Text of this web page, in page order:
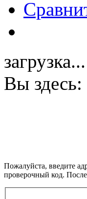
загрузка...
Вы здесь:
Пожалуйста, введите
проверочный код.